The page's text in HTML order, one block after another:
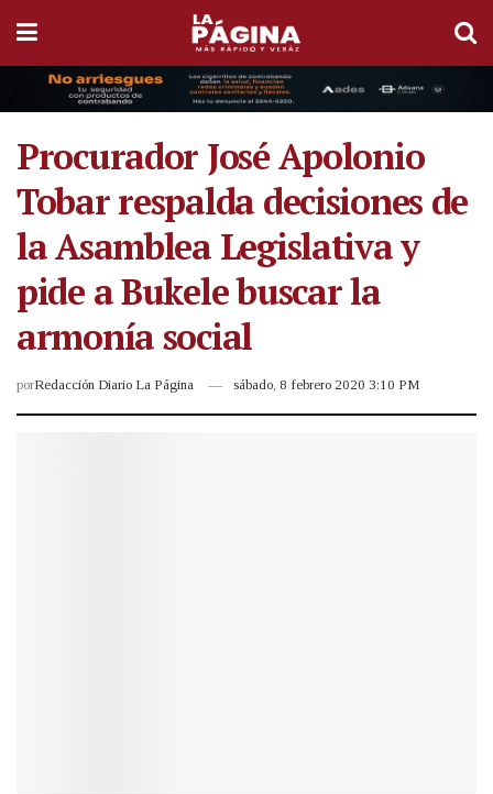
Procurador José Apolonio
Tobar respalda decisiones de
la Asamblea Legislativa y
pide a Bukele buscar la
armonía social
porRedacción Diario La Página sábado, 8 febrero 2020 3:10 PM